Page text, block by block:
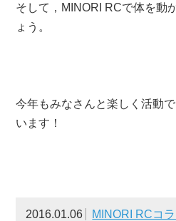
そして，MINORI RCで体を動
ょう。
今年もみなさんと楽しく活動
います！
2016.01.06 MINORI RCコ